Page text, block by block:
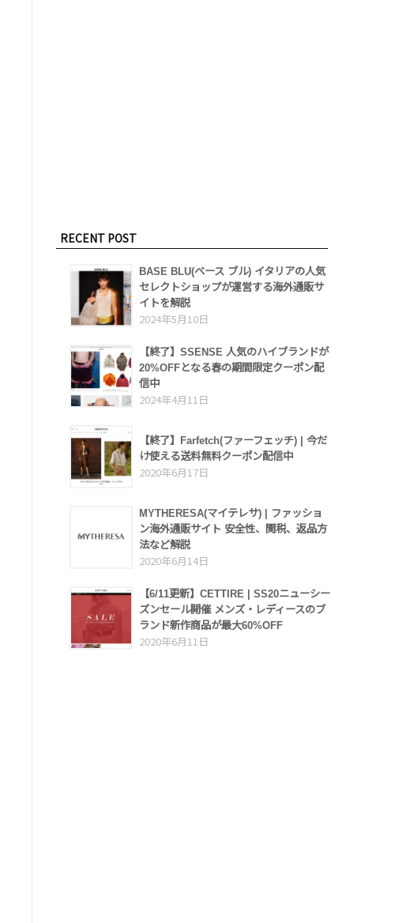
RECENT POST
BASE BLU(ベース ブル) イタリアの人気
セレクトショップが運営する海外通販サ
イトを解説
2024年5月10日
【終了】SSENSE 人気のハイブランドが
20%OFFとなる春の期間限定クーポン配
信中
2024年4月11日
【終了】Farfetch(ファーフェッチ) | 今だ
け使える送料無料クーポン配信中
2020年6月17日
MYTHERESA(マイテレサ) | ファッショ
ン海外通販サイト 安全性、関税、返品方
法など解説
2020年6月14日
【6/11更新】CETTIRE | SS20ニューシー
ズンセール開催 メンズ・レディースのブ
ランド新作商品が最大60%OFF
2020年6月11日